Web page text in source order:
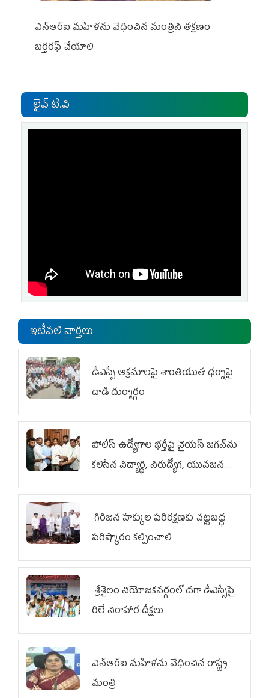
ఎన్ఆర్ఐ మహిళను వేధించిన మంత్రిని త‌క్ష‌ణం
బ‌ర్త‌ర‌ఫ్ చేయాలి
లైవ్ టి.వి
ఇటీవలి వార్తలు
డీఎస్సీ అక్రమాలపై శాంతియుత ధర్నాపై
దాడి దుర్మార్గం
పోలీస్ ఉద్యోగాల భర్తీపై వైయస్ జగన్‌ను
కలిసిన విద్యార్థి, నిరుద్యోగ, యువజన
జేఏసీ
గిరిజన హక్కుల పరిరక్షణకు చట్టబద్ధ
పరిష్కారం కల్పించాలి
శ్రీశైలం నియోజకవర్గంలో దగా డీఎస్సీపై
రిలే నిరాహార దీక్షలు
ఎన్‌ఆర్‌ఐ మహిళను వేధించిన రాష్ట్ర
మంత్రి